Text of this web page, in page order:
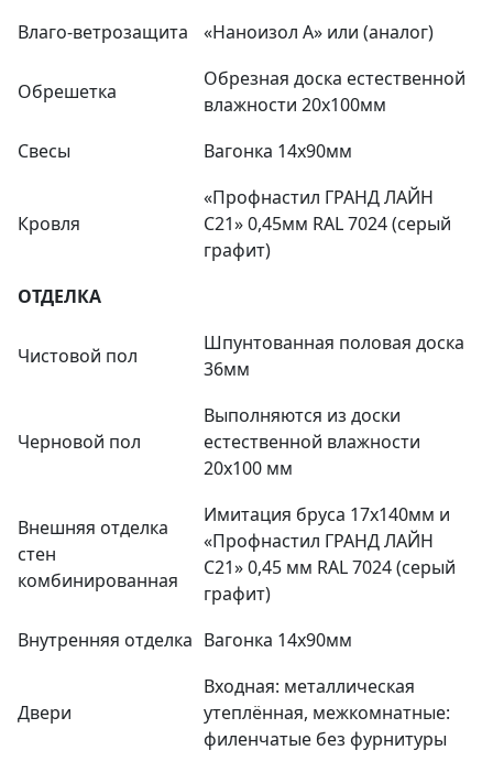
Влаго-ветрозащита
«Наноизол А» или (аналог)
Обрешетка
Обрезная доска естественной
влажности 20х100мм
Свесы
Вагонка 14х90мм
Кровля
«Профнастил ГРАНД ЛАЙН
С21» 0,45мм RAL 7024 (серый
графит)
ОТДЕЛКА
Чистовой пол
Шпунтованная половая доска
36мм
Черновой пол
Выполняются из доски
естественной влажности
20х100 мм
Внешняя отделка
стен
комбинированная
Имитация бруса 17х140мм и
«Профнастил ГРАНД ЛАЙН
С21» 0,45 мм RAL 7024 (серый
графит)
Внутренняя отделка Вагонка 14х90мм
Двери
Входная: металлическая
утеплённая, межкомнатные:
филенчатые без фурнитуры